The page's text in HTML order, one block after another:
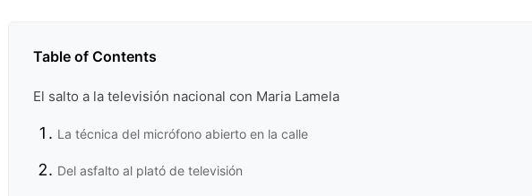
Table of Contents
El salto a la televisión nacional con Maria Lamela
La técnica del micrófono abierto en la calle
Del asfalto al plató de televisión